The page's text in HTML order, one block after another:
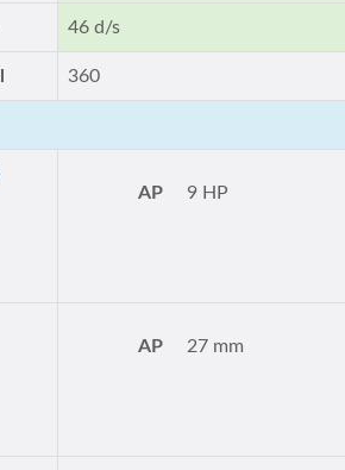
46 d/s
360
AP
9 HP
AP
27 mm